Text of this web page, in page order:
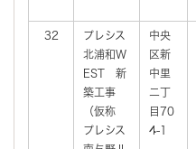
32
プレシス
北浦和W
EST 新
築工事
（仮称
プレシス
中央
区新
中里
二丁
目70
4-1